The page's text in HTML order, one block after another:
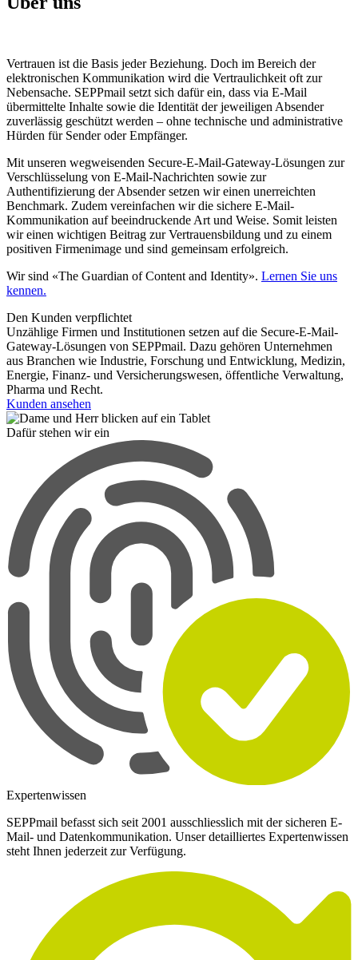
Vertrauen ist die Basis jeder Beziehung. Doch im Bereich der
elektronischen Kommunikation wird die Vertraulichkeit oft zur
Nebensache. SEPPmail setzt sich dafür ein, dass via E-Mail
übermittelte Inhalte sowie die Identität der jeweiligen Absender
zuverlässig geschützt werden – ohne technische und administrative
Hürden für Sender oder Empfänger.
Mit unseren wegweisenden Secure-E-Mail-Gateway-Lösungen zur
Verschlüsselung von E-Mail-Nachrichten sowie zur
Authentifizierung der Absender setzen wir einen unerreichten
Benchmark. Zudem vereinfachen wir die sichere E-Mail-
Kommunikation auf beeindruckende Art und Weise. Somit leisten
wir einen wichtigen Beitrag zur Vertrauensbildung und zu einem
positiven Firmenimage und sind gemeinsam erfolgreich.
Wir sind «The Guardian of Content and Identity». Lernen Sie uns
kennen.
Den Kunden verpflichtet
Unzählige Firmen und Institutionen setzen auf die Secure-E-Mail-
Gateway-Lösungen von SEPPmail. Dazu gehören Unternehmen
aus Branchen wie Industrie, Forschung und Entwicklung, Medizin,
Energie, Finanz- und Versicherungswesen, öffentliche Verwaltung,
Pharma und Recht.
Kunden ansehen
Dafür stehen wir ein
Expertenwissen
SEPPmail befasst sich seit 2001 ausschliesslich mit der sicheren E-
Mail- und Datenkommunikation. Unser detailliertes Expertenwissen
steht Ihnen jederzeit zur Verfügung.